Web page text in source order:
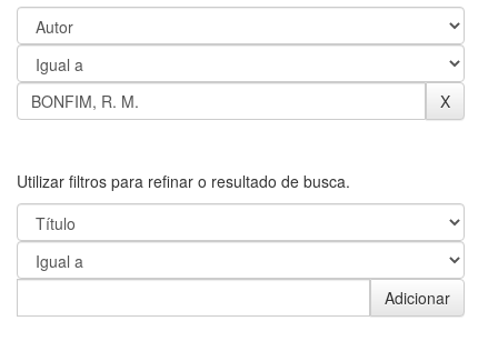
Utilizar filtros para refinar o resultado de busca.